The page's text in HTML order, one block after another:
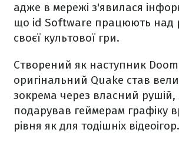
адже в мережі з'явилася
що id Software працюють над
своєї культової гри.
Створений як наступник
оригінальний Quake став
зокрема через власний рушій,
подарував геймерам графіку
рівня як для тодішніх відеоігор.